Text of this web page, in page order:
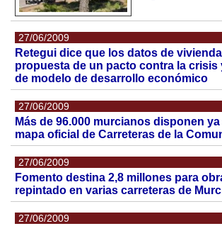
27/06/2009
Retegui dice que los datos de
propuesta de un pacto contra la crisis
de modelo de desarrollo económico
27/06/2009
Más de 96.000 murcianos disponen
mapa oficial de Carreteras de la
27/06/2009
Fomento destina 2,8 millones para
repintado en varias carreteras de
27/06/2009